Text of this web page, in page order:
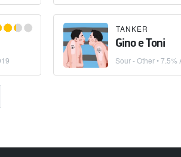
TANKER
Gino e Toni
Sour - Other• 7.5%